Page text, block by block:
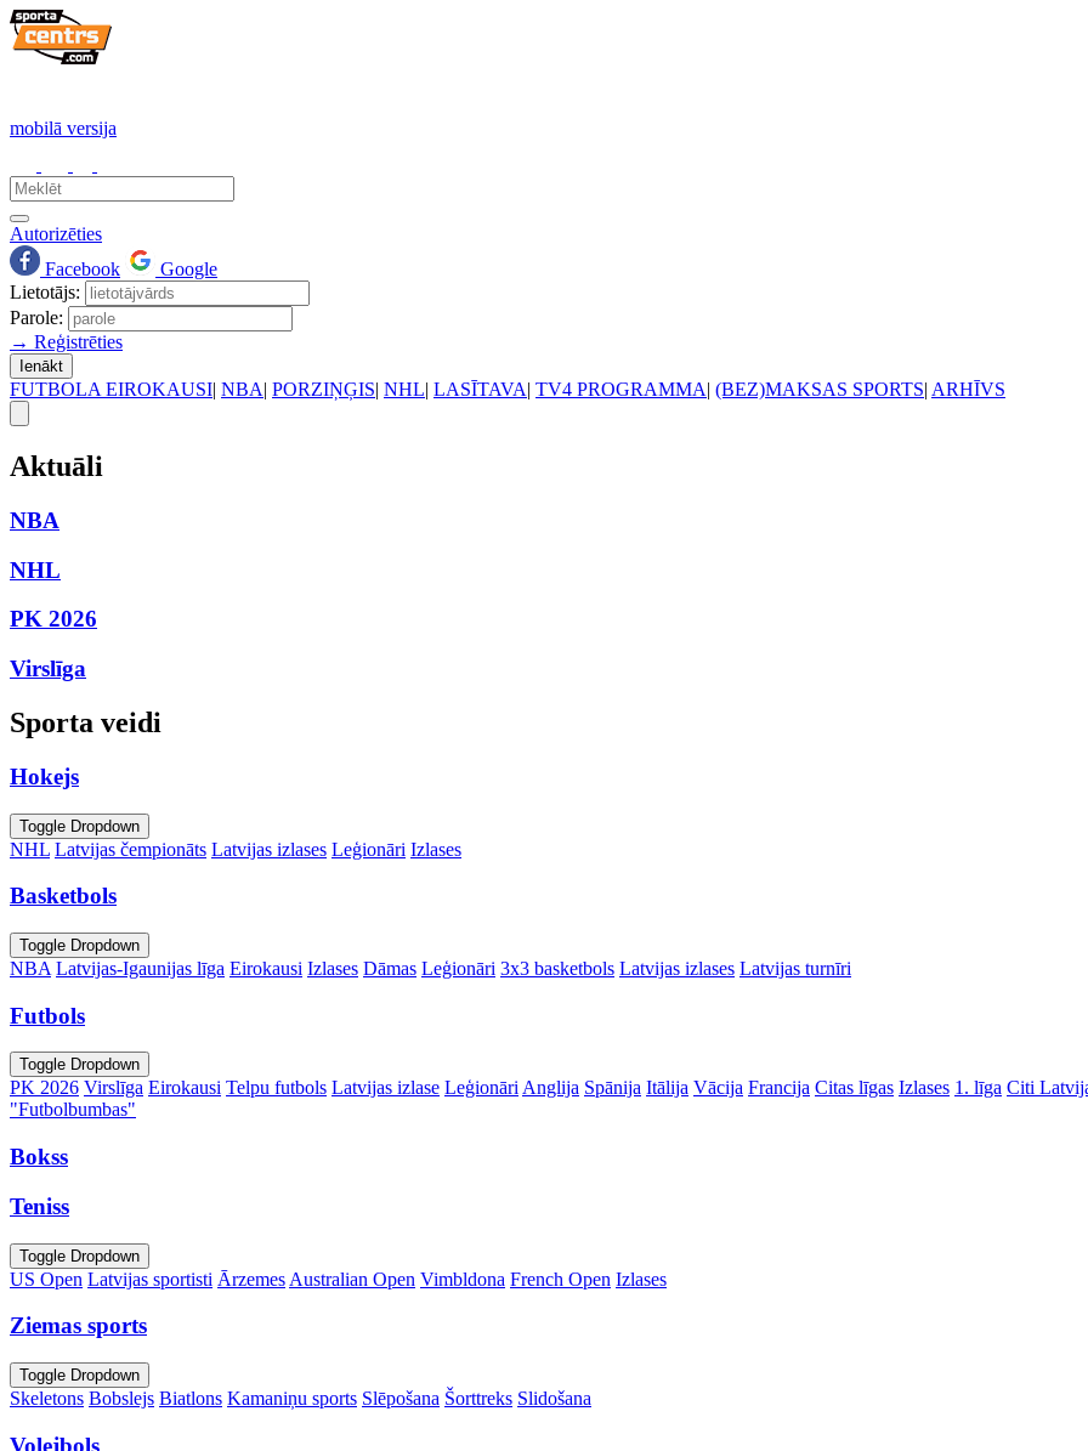
mobilā versija
Autorizēties
Facebook
Google
Lietotājs:
Parole:
→ Reģistrēties
Ienākt
FUTBOLA EIROKAUSI| NBA| PORZIŅĢIS| NHL| LASĪTAVA| TV4 PROGRAMMA| (BEZ)MAKSAS SPORTS| ARHĪVS
Aktuāli
NBA
NHL
PK 2026
Virslīga
Sporta veidi
Hokejs
Toggle Dropdown
NHL Latvijas čempionāts Latvijas izlases Leģionāri Izlases
Basketbols
Toggle Dropdown
NBA Latvijas-Igaunijas līga Eirokausi Izlases Dāmas Leģionāri 3x3 basketbols Latvijas izlases Latvijas turnīri
Futbols
Toggle Dropdown
PK 2026 Virslīga Eirokausi Telpu futbols Latvijas izlase Leģionāri Anglija Spānija Itālija Vācija Francija Citas līgas Izlases 1. līga Citi
"Futbolbumbas"
Bokss
Teniss
Toggle Dropdown
US Open Latvijas sportisti Ārzemes Australian Open Vimbldona French Open Izlases
Ziemas sports
Toggle Dropdown
Skeletons Bobslejs Biatlons Kamaniņu sports Slēpošana Šorttreks Slidošana
Volejbols